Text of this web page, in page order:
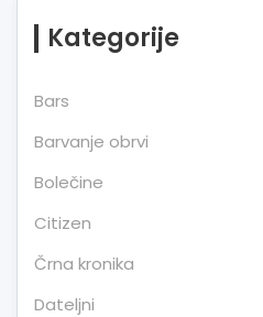
Kategorije
Bars
Barvanje obrvi
Bolečine
Citizen
Črna kronika
Dateljni